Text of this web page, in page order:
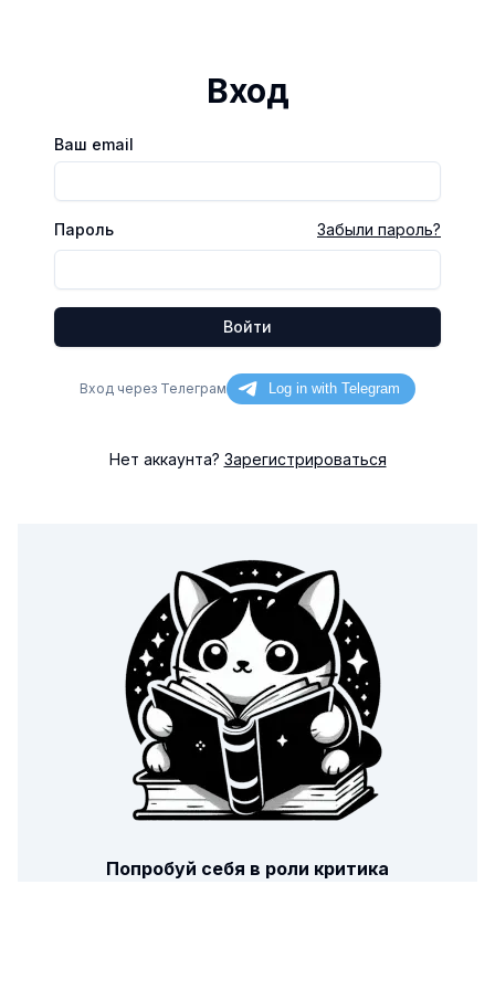
Вход
Ваш email
Пароль Забыли пароль?
Войти
Вход через Телеграм
Нет аккаунта? Зарегистрироваться
Попробуй себя в роли критика